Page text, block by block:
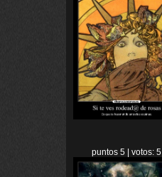
puntos 5 | votos: 5